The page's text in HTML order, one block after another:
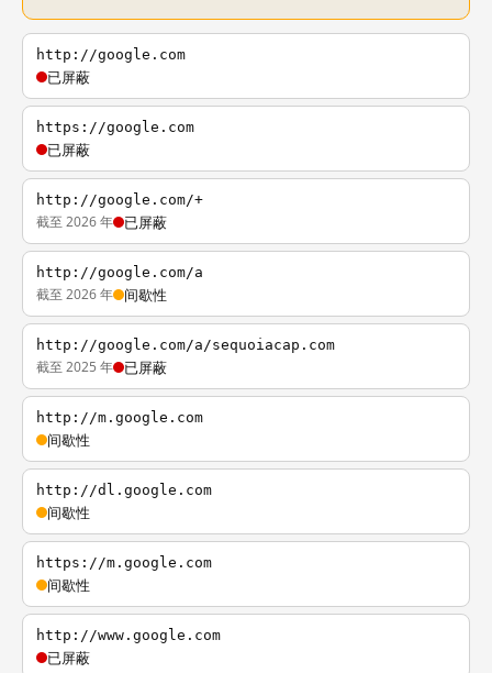
http://google.com
已屏蔽
https://google.com
已屏蔽
http://google.com/+
截至 2026 年 已屏蔽
http://google.com/a
截至 2026 年 间歇性
http://google.com/a/sequoiacap.com
截至 2025 年 已屏蔽
http://m.google.com
间歇性
http://dl.google.com
间歇性
https://m.google.com
间歇性
http://www.google.com
已屏蔽